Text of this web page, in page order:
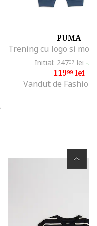
PUMA
Initial: 24707 lei -
11999lei
Vandut de Fashion